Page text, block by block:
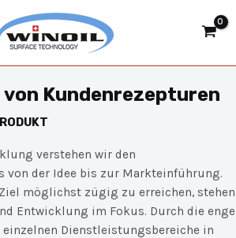
Kundenrezepturen
verstehen wir den
von der Idee bis zur Markteinführung.
möglichst zügig zu erreichen, stehen
Entwicklung im Fokus. Durch die enge
Dienstleistungsbereiche in